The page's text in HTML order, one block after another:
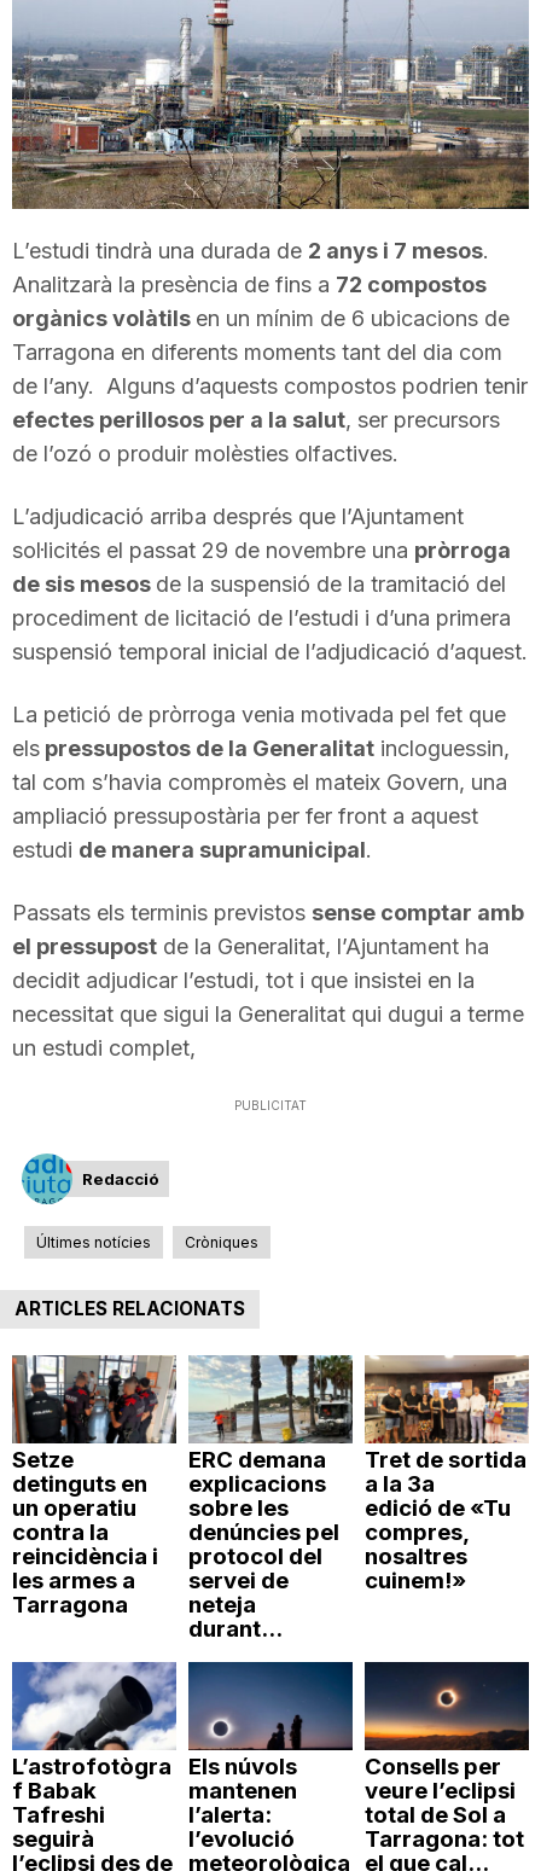
t
d
e
T
a
r
a
g
n
L’estudi tindrà una durada de 2 anys i 7 mesos.
Analitzarà la presència de fins a 72 compostos
orgànics volàtils en un mínim de 6 ubicacions de
Tarragona en diferents moments tant del dia com
de l’any. Alguns d’aquests compostos podrien tenir
efectes perillosos per a la salut, ser precursors
de l’ozó o produir molèsties olfactives.
L’adjudicació arriba després que l’Ajuntament
sol·licités el passat 29 de novembre una pròrroga
de sis mesos de la suspensió de la tramitació del
procediment de licitació de l’estudi i d’una primera
suspensió temporal inicial de l’adjudicació d’aquest.
La petició de pròrroga venia motivada pel fet que
els pressupostos de la Generalitat incloguessin,
tal com s’havia compromès el mateix Govern, una
ampliació pressupostària per fer front a aquest
estudi de manera supramunicipal.
Passats els terminis previstos sense comptar amb
el pressupost de la Generalitat, l’Ajuntament ha
decidit adjudicar l’estudi, tot i que insistei en la
necessitat que sigui la Generalitat qui dugui a terme
un estudi complet,
PUBLICITAT
Redacció
Últimes notícies Cròniques
ARTICLES RELACIONATS
Setze
detinguts en
un operatiu
contra la
reincidència i
les armes a
Tarragona
ERC demana
explicacions
sobre les
denúncies pel
protocol del
servei de
neteja
durant...
Tret de sortida
a la 3a
edició de «Tu
compres,
nosaltres
cuinem!»
L’astrofotògra
f Babak
Tafreshi
seguirà
l’eclipsi des de
Els núvols
mantenen
l’alerta:
l’evolució
meteorològica
Consells per
veure l’eclipsi
total de Sol a
Tarragona: tot
el que cal...